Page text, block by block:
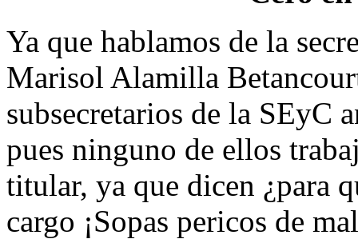
Ya que hablamos de la
Marisol Alamilla
subsecretarios de la SEyC
pues ninguno de ellos
titular, ya que dicen ¿para
cargo ¡Sopas pericos de